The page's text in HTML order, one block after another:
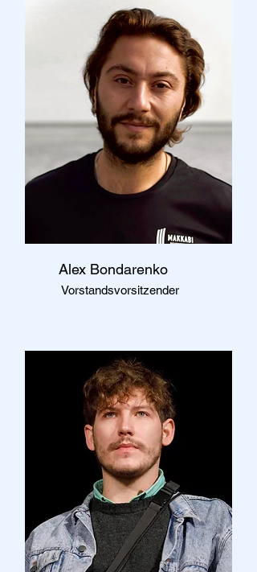
Alex Bondarenko
Vorstandsvorsitzender